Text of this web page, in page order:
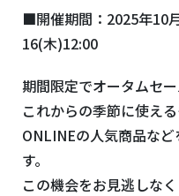
■開催期間：2025年10
16(木)12:00
期間限定でオータムセー
これからの季節に使え
ONLINEの人気商品な
す。
この機会をお見逃しなく